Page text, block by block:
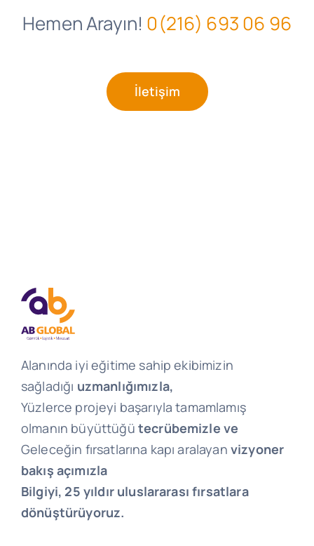
Hemen Arayın! 0(216) 693 06 96
İletişim
Alanında iyi eğitime sahip ekibimizin
sağladığı uzmanlığımızla,
Yüzlerce projeyi başarıyla tamamlamış
olmanın büyüttüğü tecrübemizle ve
Geleceğin fırsatlarına kapı aralayan vizyoner
bakış açımızla
Bilgiyi, 25 yıldır uluslararası fırsatlara
dönüştürüyoruz.